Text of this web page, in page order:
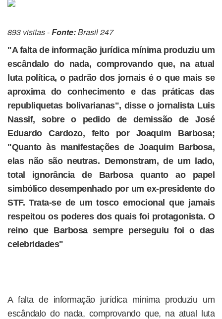
893 visitas -Fonte:Brasil 247
"A falta de informação jurídica mínima produziu um
escândalo do nada, comprovando que, na atual
luta política, o padrão dos jornais é o que mais se
aproxima do conhecimento e das práticas das
republiquetas bolivarianas", disse o jornalista Luis
Nassif, sobre o pedido de demissão de José
Eduardo Cardozo, feito por Joaquim Barbosa;
"Quanto às manifestações de Joaquim Barbosa,
elas não são neutras. Demonstram, de um lado,
total ignorância de Barbosa quanto ao papel
simbólico desempenhado por um ex-presidente do
STF. Trata-se de um tosco emocional que jamais
respeitou os poderes dos quais foi protagonista. O
reino que Barbosa sempre perseguiu foi o das
celebridades"
A falta de informação jurídica mínima produziu um
escândalo do nada, comprovando que, na atual luta